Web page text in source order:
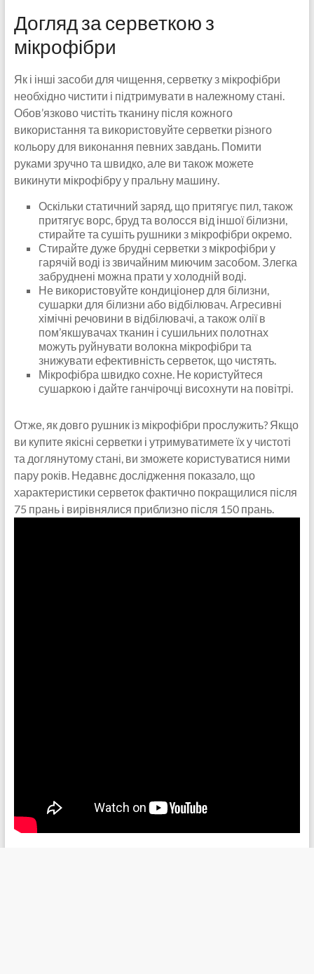
Догляд за серветкою з
мікрофібри
Як і інші засоби для чищення, серветку з мікрофібри
необхідно чистити і підтримувати в належному стані.
Обов’язково чистіть тканину після кожного
використання та використовуйте серветки різного
кольору для виконання певних завдань. Помити
руками зручно та швидко, але ви також можете
викинути мікрофібру у пральну машину.
Оскільки статичний заряд, що притягує пил, також
притягує ворс, бруд та волосся від іншої білизни,
стирайте та сушіть рушники з мікрофібри окремо.
Стирайте дуже брудні серветки з мікрофібри у
гарячій воді із звичайним миючим засобом. Злегка
забруднені можна прати у холодній воді.
Не використовуйте кондиціонер для білизни,
сушарки для білизни або відбілювач. Агресивні
хімічні речовини в відбілювачі, а також олії в
пом’якшувачах тканин і сушильних полотнах
можуть руйнувати волокна мікрофібри та
знижувати ефективність серветок, що чистять.
Мікрофібра швидко сохне. Не користуйтеся
сушаркою і дайте ганчірочці висохнути на повітрі.
Отже, як довго рушник із мікрофібри прослужить? Якщо
ви купите якісні серветки і утримуватимете їх у чистоті
та доглянутому стані, ви зможете користуватися ними
пару років. Недавнє дослідження показало, що
характеристики серветок фактично покращилися після
75 прань і вирівнялися приблизно після 150 прань.